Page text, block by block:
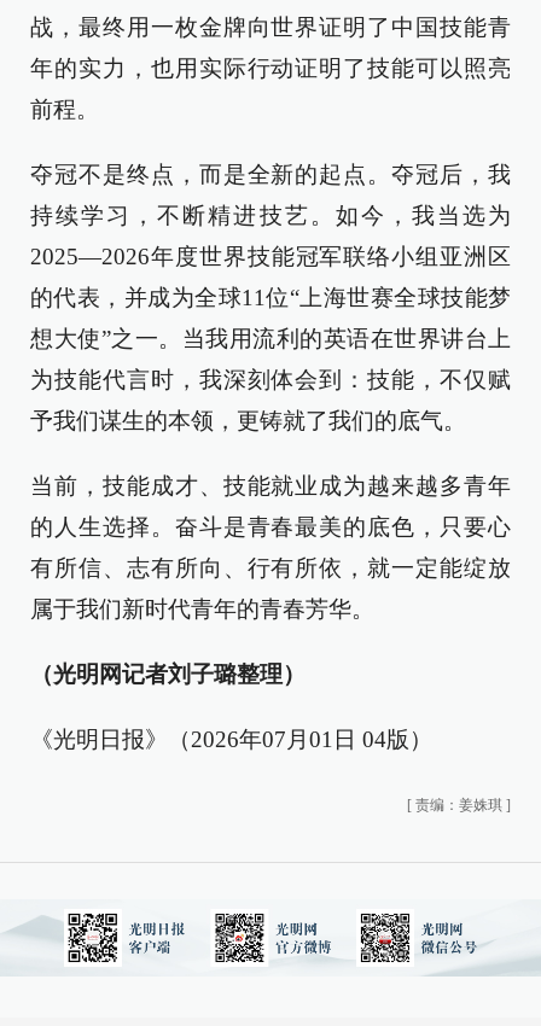
战，最终用一枚金牌向世界证明了中国技能青
年的实力，也用实际行动证明了技能可以照亮
前程。
夺冠不是终点，而是全新的起点。夺冠后，我
持续学习，不断精进技艺。如今，我当选为
2025—2026年度世界技能冠军联络小组亚洲区
的代表，并成为全球11位“上海世赛全球技能梦
想大使”之一。当我用流利的英语在世界讲台上
为技能代言时，我深刻体会到：技能，不仅赋
予我们谋生的本领，更铸就了我们的底气。
当前，技能成才、技能就业成为越来越多青年
的人生选择。奋斗是青春最美的底色，只要心
有所信、志有所向、行有所依，就一定能绽放
属于我们新时代青年的青春芳华。
（光明网记者刘子璐整理）
《光明日报》（2026年07月01日 04版）
[ 责编：姜姝琪 ]